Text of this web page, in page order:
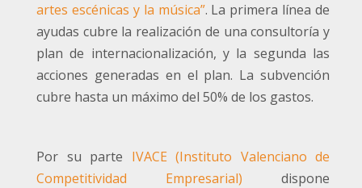
artes escénicas y la música”. La primera línea de
ayudas cubre la realización de una consultoría y
plan de internacionalización, y la segunda las
acciones generadas en el plan. La subvención
cubre hasta un máximo del 50% de los gastos.
Por su parte IVACE (Instituto Valenciano de
Competitividad Empresarial) dispone